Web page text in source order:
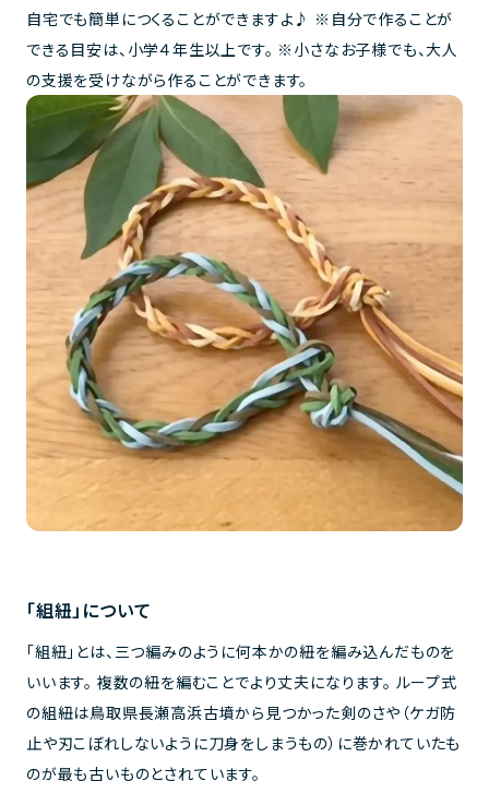
自宅でも簡単につくることができますよ♪ ※自分で作ることが
できる目安は、小学４年生以上です。 ※小さなお子様でも、大人
の支援を受けながら作ることができます。
「組紐」について
「組紐」とは、三つ編みのように何本かの紐を編み込んだものを
いいます。 複数の紐を編むことでより丈夫になります。 ループ式
の組紐は鳥取県長瀬高浜古墳から見つかった剣のさや（ケガ防
止や刃こぼれしないように刀身をしまうもの）に巻かれていたも
のが最も古いものとされています。